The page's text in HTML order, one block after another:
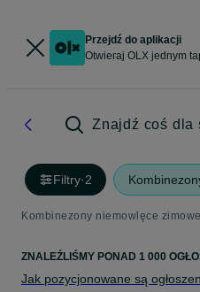
Przejdź do aplikacji
Otwieraj OLX jednym
Znajdź coś dla
Filtry·2
Kombinezony niemowlęce
ZNALEŹLIŚMY PONAD 1 000
Jak pozycjonowane są